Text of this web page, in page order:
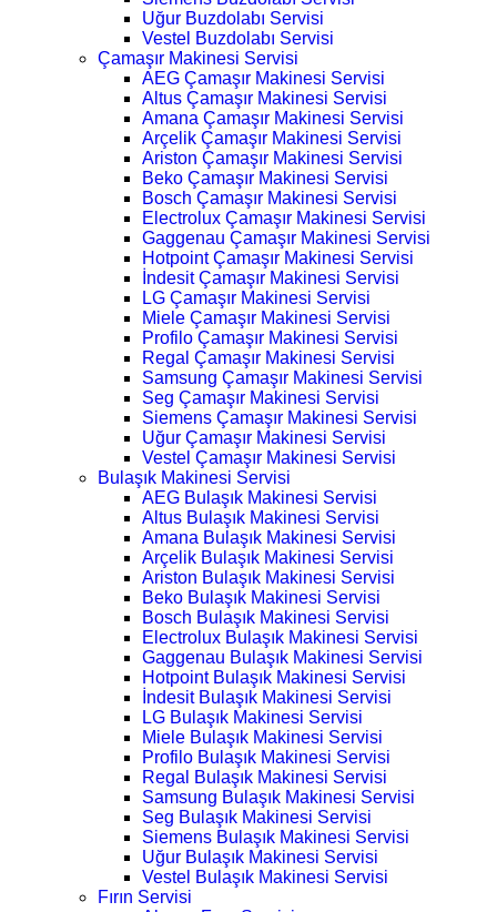
Uğur Buzdolabı Servisi
Vestel Buzdolabı Servisi
Çamaşır Makinesi Servisi
AEG Çamaşır Makinesi Servisi
Altus Çamaşır Makinesi Servisi
Amana Çamaşır Makinesi Servisi
Arçelik Çamaşır Makinesi Servisi
Ariston Çamaşır Makinesi Servisi
Beko Çamaşır Makinesi Servisi
Bosch Çamaşır Makinesi Servisi
Electrolux Çamaşır Makinesi Servisi
Gaggenau Çamaşır Makinesi Servisi
Hotpoint Çamaşır Makinesi Servisi
İndesit Çamaşır Makinesi Servisi
LG Çamaşır Makinesi Servisi
Miele Çamaşır Makinesi Servisi
Profilo Çamaşır Makinesi Servisi
Regal Çamaşır Makinesi Servisi
Samsung Çamaşır Makinesi Servisi
Seg Çamaşır Makinesi Servisi
Siemens Çamaşır Makinesi Servisi
Uğur Çamaşır Makinesi Servisi
Vestel Çamaşır Makinesi Servisi
Bulaşık Makinesi Servisi
AEG Bulaşık Makinesi Servisi
Altus Bulaşık Makinesi Servisi
Amana Bulaşık Makinesi Servisi
Arçelik Bulaşık Makinesi Servisi
Ariston Bulaşık Makinesi Servisi
Beko Bulaşık Makinesi Servisi
Bosch Bulaşık Makinesi Servisi
Electrolux Bulaşık Makinesi Servisi
Gaggenau Bulaşık Makinesi Servisi
Hotpoint Bulaşık Makinesi Servisi
İndesit Bulaşık Makinesi Servisi
LG Bulaşık Makinesi Servisi
Miele Bulaşık Makinesi Servisi
Profilo Bulaşık Makinesi Servisi
Regal Bulaşık Makinesi Servisi
Samsung Bulaşık Makinesi Servisi
Seg Bulaşık Makinesi Servisi
Siemens Bulaşık Makinesi Servisi
Uğur Bulaşık Makinesi Servisi
Vestel Bulaşık Makinesi Servisi
Fırın Servisi